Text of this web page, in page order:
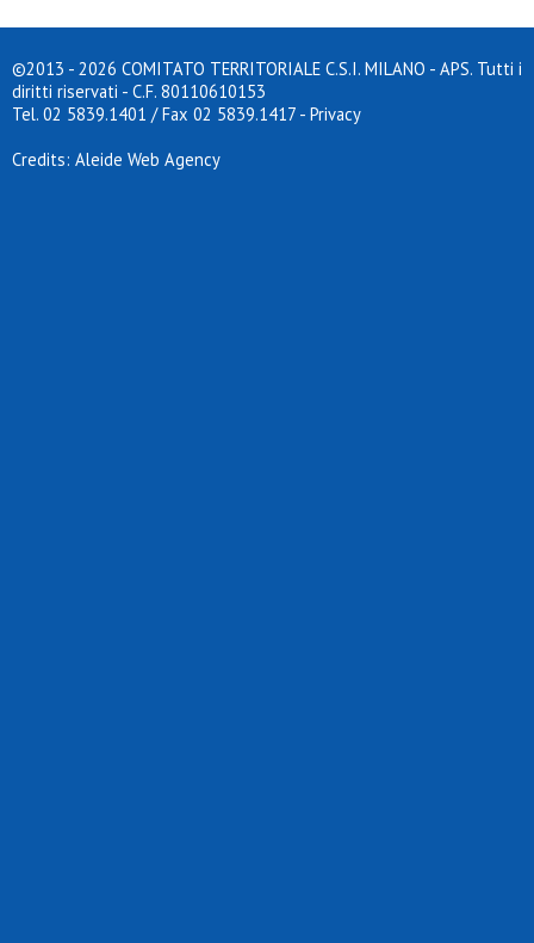
©2013 - 2026 COMITATO TERRITORIALE C.S.I. MILANO - APS. Tutti i
diritti riservati - C.F. 80110610153
Tel. 02 5839.1401 / Fax 02 5839.1417 - Privacy
Credits: Aleide Web Agency